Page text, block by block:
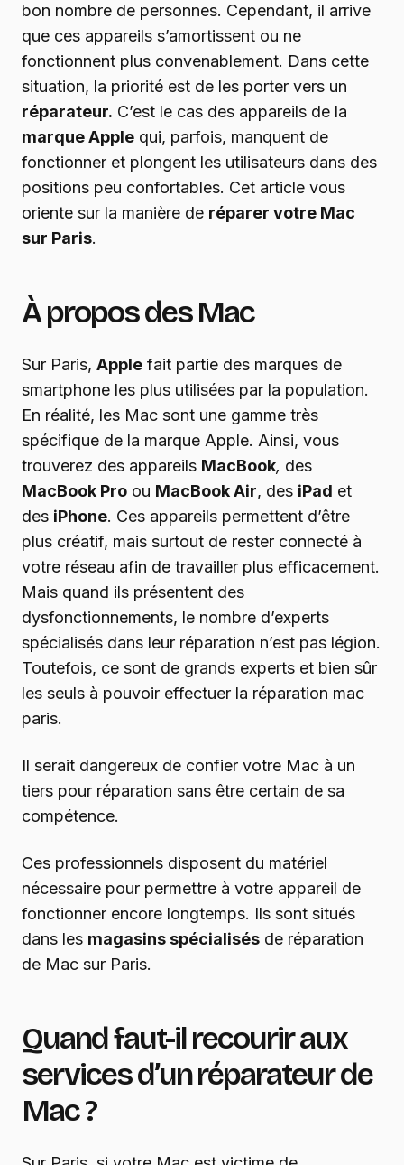
bon nombre de personnes. Cependant, il arrive
que ces appareils s’amortissent ou ne
fonctionnent plus convenablement. Dans cette
situation, la priorité est de les porter vers un
réparateur. C’est le cas des appareils de la
marque Apple qui, parfois, manquent de
fonctionner et plongent les utilisateurs dans des
positions peu confortables. Cet article vous
oriente sur la manière de réparer votre Mac
sur Paris.
À propos des Mac
Sur Paris, Apple fait partie des marques de
smartphone les plus utilisées par la population.
En réalité, les Mac sont une gamme très
spécifique de la marque Apple. Ainsi, vous
trouverez des appareils MacBook, des
MacBook Pro ou MacBook Air, des iPad et
des iPhone. Ces appareils permettent d’être
plus créatif, mais surtout de rester connecté à
votre réseau afin de travailler plus efficacement.
Mais quand ils présentent des
dysfonctionnements, le nombre d’experts
spécialisés dans leur réparation n’est pas légion.
Toutefois, ce sont de grands experts et bien sûr
les seuls à pouvoir effectuer la réparation mac
paris.
Il serait dangereux de confier votre Mac à un
tiers pour réparation sans être certain de sa
compétence.
Ces professionnels disposent du matériel
nécessaire pour permettre à votre appareil de
fonctionner encore longtemps. Ils sont situés
dans les magasins spécialisés de réparation
de Mac sur Paris.
Quand faut-il recourir aux
services d’un réparateur de
Mac ?